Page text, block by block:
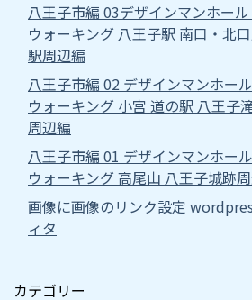
八王子市編 03デザインマンホー
ウォーキング 八王子駅 南口・北
駅周辺編
八王子市編 02 デザインマンホー
ウォーキング 小宮 道の駅 八王子
周辺編
八王子市編 01 デザインマンホー
ウォーキング 高尾山 八王子城跡
画像に画像のリンク設定
ィタ
カテゴリー